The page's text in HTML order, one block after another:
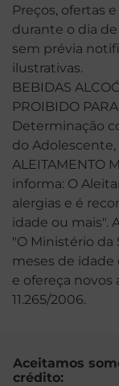
Preços, ofertas
durante o dia
sem prévia
ilustrativas.
BEBIDAS
PROIBIDO
Determinação
do Adolescente,
ALEITAMENTO
informa: O
alergias e é
idade ou mais".
"O Ministério da
meses de
e ofereça novos
11.265/2006.
Aceitamos
crédito: